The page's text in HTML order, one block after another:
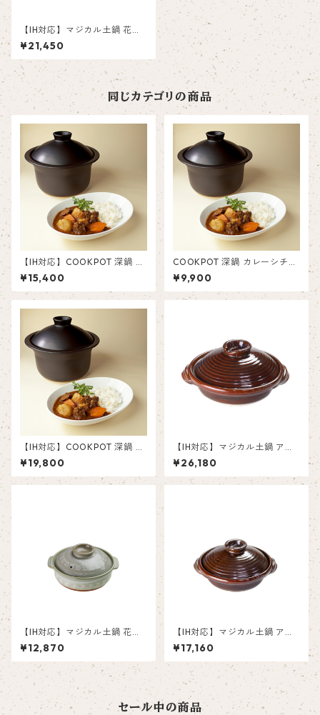
【IH対応】マジカル土鍋 花三
島８号
¥21,450
同じカテゴリの商品
【IH対応】COOKPOT 深鍋 カ
レーシチューポット S
¥15,400
COOKPOT 深鍋 カレーシチュ
ーポット S ブラック
¥9,900
【IH対応】COOKPOT 深鍋 カ
レーシチューポット L
¥19,800
【IH対応】マジカル土鍋 アメ
釉９号
¥26,180
【IH対応】マジカル土鍋 花三
島６号
¥12,870
【IH対応】マジカル土鍋 アメ
釉７号
¥17,160
セール中の商品